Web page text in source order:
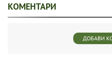
КОМЕНТАРИ
ДОБАВИ